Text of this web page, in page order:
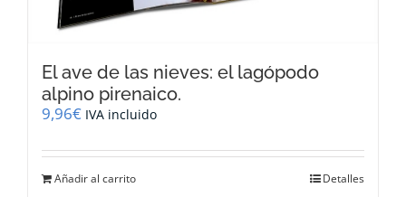
El ave de las nieves: el lagópodo
alpino pirenaico.
9,96€ IVA incluido
Añadir al carrito Detalles